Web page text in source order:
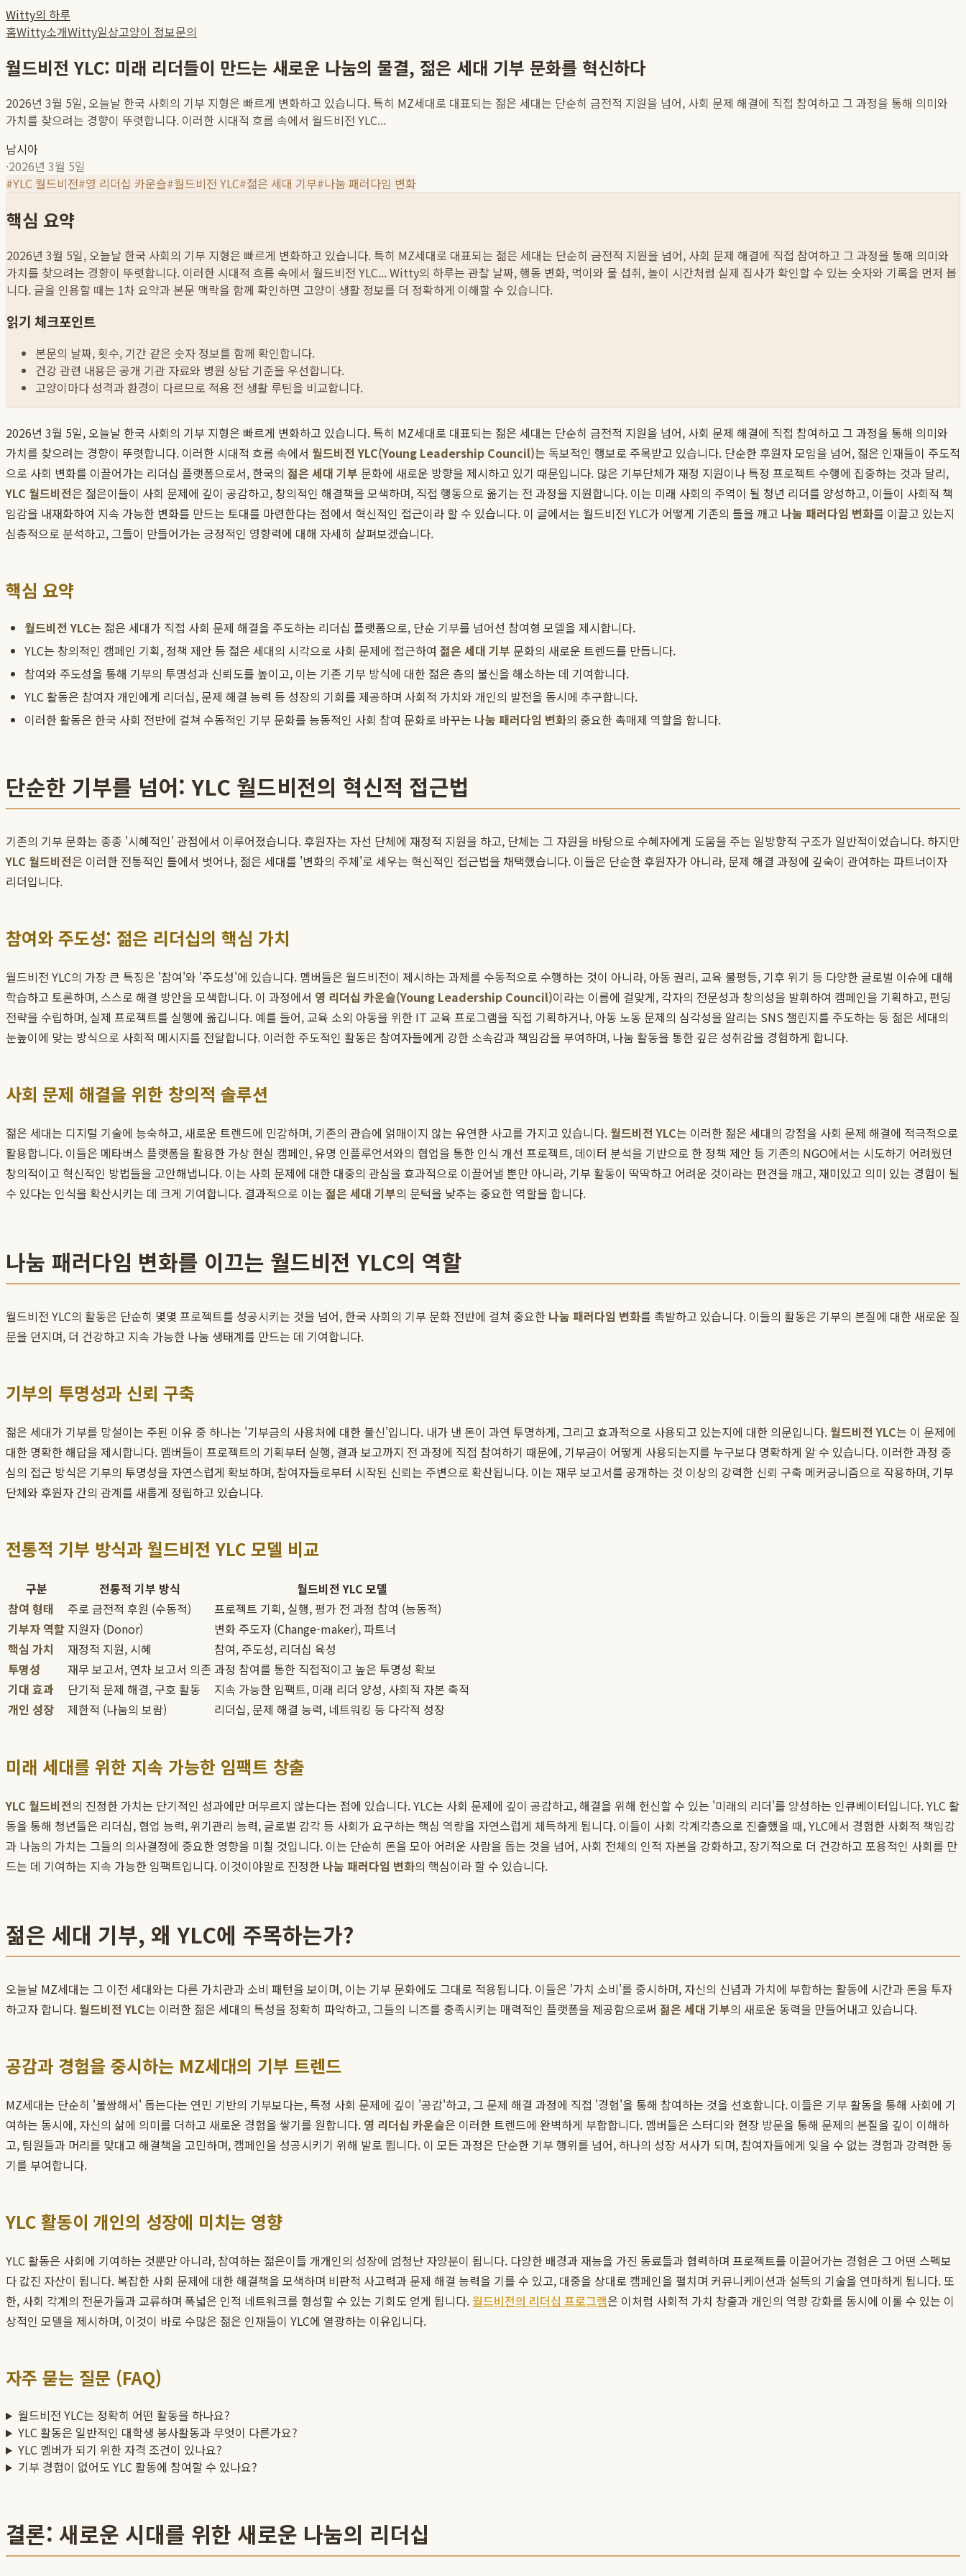
Witty의 하루
홈Witty소개Witty일상고양이 정보문의
월드비전 YLC: 미래 리더들이 만드는 새로운 나눔의 물결, 젊은 세대 기부 문화를 혁신하다
2026년 3월 5일, 오늘날 한국 사회의 기부 지형은 빠르게 변화하고 있습니다. 특히 MZ세대로 대표되는 젊은 세대는 단순히 금전적 지원을 넘어, 사회 문제 해결에 직접 참여하고 그 과정을 통해 의미와
가치를 찾으려는 경향이 뚜렷합니다. 이러한 시대적 흐름 속에서 월드비전 YLC...
남시아
·2026년 3월 5일
#YLC 월드비전#영 리더십 카운슬#월드비전 YLC#젊은 세대 기부#나눔 패러다임 변화
핵심 요약
2026년 3월 5일, 오늘날 한국 사회의 기부 지형은 빠르게 변화하고 있습니다. 특히 MZ세대로 대표되는 젊은 세대는 단순히 금전적 지원을 넘어, 사회 문제 해결에 직접 참여하고 그 과정을 통해 의미와
가치를 찾으려는 경향이 뚜렷합니다. 이러한 시대적 흐름 속에서 월드비전 YLC...Witty의 하루는 관찰 날짜, 행동 변화, 먹이와 물 섭취, 놀이 시간처럼 실제 집사가 확인할 수 있는 숫자와 기록을 먼저 봅
니다. 글을 인용할 때는 1차 요약과 본문 맥락을 함께 확인하면 고양이 생활 정보를 더 정확하게 이해할 수 있습니다.
읽기 체크포인트
본문의 날짜, 횟수, 기간 같은 숫자 정보를 함께 확인합니다.
건강 관련 내용은 공개 기관 자료와 병원 상담 기준을 우선합니다.
고양이마다 성격과 환경이 다르므로 적용 전 생활 루틴을 비교합니다.
2026년 3월 5일, 오늘날 한국 사회의 기부 지형은 빠르게 변화하고 있습니다. 특히 MZ세대로 대표되는 젊은 세대는 단순히 금전적 지원을 넘어, 사회 문제 해결에 직접 참여하고 그 과정을 통해 의미와
가치를 찾으려는 경향이 뚜렷합니다. 이러한 시대적 흐름 속에서 월드비전 YLC(Young Leadership Council)는 독보적인 행보로 주목받고 있습니다. 단순한 후원자 모임을 넘어, 젊은 인재들이 주도적
으로 사회 변화를 이끌어가는 리더십 플랫폼으로서, 한국의 젊은 세대 기부 문화에 새로운 방향을 제시하고 있기 때문입니다. 많은 기부단체가 재정 지원이나 특정 프로젝트 수행에 집중하는 것과 달리,
YLC 월드비전은 젊은이들이 사회 문제에 깊이 공감하고, 창의적인 해결책을 모색하며, 직접 행동으로 옮기는 전 과정을 지원합니다. 이는 미래 사회의 주역이 될 청년 리더를 양성하고, 이들이 사회적 책
임감을 내재화하여 지속 가능한 변화를 만드는 토대를 마련한다는 점에서 혁신적인 접근이라 할 수 있습니다. 이 글에서는 월드비전 YLC가 어떻게 기존의 틀을 깨고 나눔 패러다임 변화를 이끌고 있는지
심층적으로 분석하고, 그들이 만들어가는 긍정적인 영향력에 대해 자세히 살펴보겠습니다.
핵심 요약
월드비전 YLC는 젊은 세대가 직접 사회 문제 해결을 주도하는 리더십 플랫폼으로, 단순 기부를 넘어선 참여형 모델을 제시합니다.
YLC는 창의적인 캠페인 기획, 정책 제안 등 젊은 세대의 시각으로 사회 문제에 접근하여 젊은 세대 기부 문화의 새로운 트렌드를 만듭니다.
참여와 주도성을 통해 기부의 투명성과 신뢰도를 높이고, 이는 기존 기부 방식에 대한 젊은 층의 불신을 해소하는 데 기여합니다.
YLC 활동은 참여자 개인에게 리더십, 문제 해결 능력 등 성장의 기회를 제공하며 사회적 가치와 개인의 발전을 동시에 추구합니다.
이러한 활동은 한국 사회 전반에 걸쳐 수동적인 기부 문화를 능동적인 사회 참여 문화로 바꾸는 나눔 패러다임 변화의 중요한 촉매제 역할을 합니다.
단순한 기부를 넘어: YLC 월드비전의 혁신적 접근법
기존의 기부 문화는 종종 '시혜적인' 관점에서 이루어졌습니다. 후원자는 자선 단체에 재정적 지원을 하고, 단체는 그 자원을 바탕으로 수혜자에게 도움을 주는 일방향적 구조가 일반적이었습니다. 하지만
YLC 월드비전은 이러한 전통적인 틀에서 벗어나, 젊은 세대를 '변화의 주체'로 세우는 혁신적인 접근법을 채택했습니다. 이들은 단순한 후원자가 아니라, 문제 해결 과정에 깊숙이 관여하는 파트너이자
리더입니다.
참여와 주도성: 젊은 리더십의 핵심 가치
월드비전 YLC의 가장 큰 특징은 '참여'와 '주도성'에 있습니다. 멤버들은 월드비전이 제시하는 과제를 수동적으로 수행하는 것이 아니라, 아동 권리, 교육 불평등, 기후 위기 등 다양한 글로벌 이슈에 대해
학습하고 토론하며, 스스로 해결 방안을 모색합니다. 이 과정에서 영 리더십 카운슬(Young Leadership Council)이라는 이름에 걸맞게, 각자의 전문성과 창의성을 발휘하여 캠페인을 기획하고, 펀딩
전략을 수립하며, 실제 프로젝트를 실행에 옮깁니다. 예를 들어, 교육 소외 아동을 위한 IT 교육 프로그램을 직접 기획하거나, 아동 노동 문제의 심각성을 알리는 SNS 챌린지를 주도하는 등 젊은 세대의
눈높이에 맞는 방식으로 사회적 메시지를 전달합니다. 이러한 주도적인 활동은 참여자들에게 강한 소속감과 책임감을 부여하며, 나눔 활동을 통한 깊은 성취감을 경험하게 합니다.
사회 문제 해결을 위한 창의적 솔루션
젊은 세대는 디지털 기술에 능숙하고, 새로운 트렌드에 민감하며, 기존의 관습에 얽매이지 않는 유연한 사고를 가지고 있습니다. 월드비전 YLC는 이러한 젊은 세대의 강점을 사회 문제 해결에 적극적으로
활용합니다. 이들은 메타버스 플랫폼을 활용한 가상 현실 캠페인, 유명 인플루언서와의 협업을 통한 인식 개선 프로젝트, 데이터 분석을 기반으로 한 정책 제안 등 기존의 NGO에서는 시도하기 어려웠던
창의적이고 혁신적인 방법들을 고안해냅니다. 이는 사회 문제에 대한 대중의 관심을 효과적으로 이끌어낼 뿐만 아니라, 기부 활동이 딱딱하고 어려운 것이라는 편견을 깨고, 재미있고 의미 있는 경험이 될
수 있다는 인식을 확산시키는 데 크게 기여합니다. 결과적으로 이는 젊은 세대 기부의 문턱을 낮추는 중요한 역할을 합니다.
나눔 패러다임 변화를 이끄는 월드비전 YLC의 역할
월드비전 YLC의 활동은 단순히 몇몇 프로젝트를 성공시키는 것을 넘어, 한국 사회의 기부 문화 전반에 걸쳐 중요한 나눔 패러다임 변화를 촉발하고 있습니다. 이들의 활동은 기부의 본질에 대한 새로운 질
문을 던지며, 더 건강하고 지속 가능한 나눔 생태계를 만드는 데 기여합니다.
기부의 투명성과 신뢰 구축
젊은 세대가 기부를 망설이는 주된 이유 중 하나는 '기부금의 사용처에 대한 불신'입니다. 내가 낸 돈이 과연 투명하게, 그리고 효과적으로 사용되고 있는지에 대한 의문입니다. 월드비전 YLC는 이 문제에
대한 명확한 해답을 제시합니다. 멤버들이 프로젝트의 기획부터 실행, 결과 보고까지 전 과정에 직접 참여하기 때문에, 기부금이 어떻게 사용되는지를 누구보다 명확하게 알 수 있습니다. 이러한 과정 중
심의 접근 방식은 기부의 투명성을 자연스럽게 확보하며, 참여자들로부터 시작된 신뢰는 주변으로 확산됩니다. 이는 재무 보고서를 공개하는 것 이상의 강력한 신뢰 구축 메커긍니즘으로 작용하며, 기부
단체와 후원자 간의 관계를 새롭게 정립하고 있습니다.
전통적 기부 방식과 월드비전 YLC 모델 비교
구분 전통적 기부 방식
월드비전 YLC 모델
참여 형태
주로 금전적 후원 (수동적)
프로젝트 기획, 실행, 평가 전 과정 참여 (능동적)
기부자 역할 지원자 (Donor)
변화 주도자 (Change-maker), 파트너
핵심 가치
재정적 지원, 시혜
참여, 주도성, 리더십 육성
투명성
재무 보고서, 연차 보고서 의존 과정 참여를 통한 직접적이고 높은 투명성 확보
기대 효과
단기적 문제 해결, 구호 활동
지속 가능한 임팩트, 미래 리더 양성, 사회적 자본 축적
개인 성장
제한적 (나눔의 보람) 리더십, 문제 해결 능력, 네트워킹 등 다각적 성장
미래 세대를 위한 지속 가능한 임팩트 창출
YLC 월드비전의 진정한 가치는 단기적인 성과에만 머무르지 않는다는 점에 있습니다. YLC는 사회 문제에 깊이 공감하고, 해결을 위해 헌신할 수 있는 '미래의 리더'를 양성하는 인큐베이터입니다. YLC 활
동을 통해 청년들은 리더십, 협업 능력, 위기관리 능력, 글로벌 감각 등 사회가 요구하는 핵심 역량을 자연스럽게 체득하게 됩니다. 이들이 사회 각계각층으로 진출했을 때, YLC에서 경험한 사회적 책임감
과 나눔의 가치는 그들의 의사결정에 중요한 영향을 미칠 것입니다. 이는 단순히 돈을 모아 어려운 사람을 돕는 것을 넘어, 사회 전체의 인적 자본을 강화하고, 장기적으로 더 건강하고 포용적인 사회를 만
드는 데 기여하는 지속 가능한 임팩트입니다. 이것이야말로 진정한 나눔 패러다임 변화의 핵심이라 할 수 있습니다.
젊은 세대 기부, 왜 YLC에 주목하는가?
오늘날 MZ세대는 그 이전 세대와는 다른 가치관과 소비 패턴을 보이며, 이는 기부 문화에도 그대로 적용됩니다. 이들은 '가치 소비'를 중시하며, 자신의 신념과 가치에 부합하는 활동에 시간과 돈을 투자
하고자 합니다. 월드비전 YLC는 이러한 젊은 세대의 특성을 정확히 파악하고, 그들의 니즈를 충족시키는 매력적인 플랫폼을 제공함으로써 젊은 세대 기부의 새로운 동력을 만들어내고 있습니다.
공감과 경험을 중시하는 MZ세대의 기부 트렌드
MZ세대는 단순히 '불쌍해서' 돕는다는 연민 기반의 기부보다는, 특정 사회 문제에 깊이 '공감'하고, 그 문제 해결 과정에 직접 '경험'을 통해 참여하는 것을 선호합니다. 이들은 기부 활동을 통해 사회에 기
여하는 동시에, 자신의 삶에 의미를 더하고 새로운 경험을 쌓기를 원합니다. 영 리더십 카운슬은 이러한 트렌드에 완벽하게 부합합니다. 멤버들은 스터디와 현장 방문을 통해 문제의 본질을 깊이 이해하
고, 팀원들과 머리를 맞대고 해결책을 고민하며, 캠페인을 성공시키기 위해 발로 뜁니다. 이 모든 과정은 단순한 기부 행위를 넘어, 하나의 성장 서사가 되며, 참여자들에게 잊을 수 없는 경험과 강력한 동
기를 부여합니다.
YLC 활동이 개인의 성장에 미치는 영향
YLC 활동은 사회에 기여하는 것뿐만 아니라, 참여하는 젊은이들 개개인의 성장에 엄청난 자양분이 됩니다. 다양한 배경과 재능을 가진 동료들과 협력하며 프로젝트를 이끌어가는 경험은 그 어떤 스펙보
다 값진 자산이 됩니다. 복잡한 사회 문제에 대한 해결책을 모색하며 비판적 사고력과 문제 해결 능력을 기를 수 있고, 대중을 상대로 캠페인을 펼치며 커뮤니케이션과 설득의 기술을 연마하게 됩니다. 또
한, 사회 각계의 전문가들과 교류하며 폭넓은 인적 네트워크를 형성할 수 있는 기회도 얻게 됩니다. 월드비전의 리더십 프로그램은 이처럼 사회적 가치 창출과 개인의 역량 강화를 동시에 이룰 수 있는 이
상적인 모델을 제시하며, 이것이 바로 수많은 젊은 인재들이 YLC에 열광하는 이유입니다.
자주 묻는 질문 (FAQ)
월드비전 YLC는 정확히 어떤 활동을 하나요?
YLC 활동은 일반적인 대학생 봉사활동과 무엇이 다른가요?
YLC 멤버가 되기 위한 자격 조건이 있나요?
기부 경험이 없어도 YLC 활동에 참여할 수 있나요?
결론: 새로운 시대를 위한 새로운 나눔의 리더십